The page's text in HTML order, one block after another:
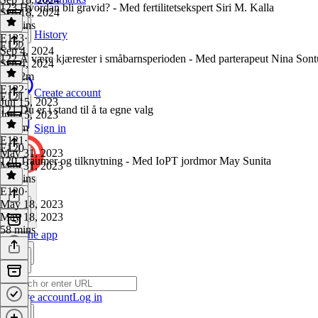
History
Create account
Sign in
Get the app
Create accountLog in
Sep 18, 2024
56 mins
123 Hvordan bli gravid? - Med fertilitetsekspert Siri M. Kalla
E123·
Sep 4, 2024
Sep 4, 2024
1h 12m
E122
122 Å være kjærester i småbarnsperioden - Med parterapeut Nina
E122·
Jun 15, 2023
Jun 15, 2023
1h 7m
E121
121 Du er i stand til å ta egne valg
E121 ·
May 31, 2023
May 31, 2023
13 mins
E120
120 Traumer og tilknytning - Med IoPT jordmor May Sunita
E120·
May 18, 2023
May 18, 2023
58 mins